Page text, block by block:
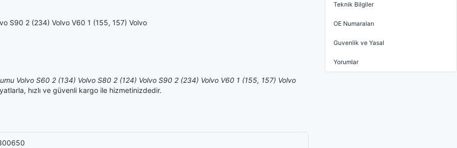
S90 2 (234) Volvo V60 1 (155, 157) Volvo
Volvo S60 2 (134) Volvo S80 2 (124) Volvo S90 2 (234) Volvo V60 1 (155, 157) Volvo
hızlı ve güvenli kargo ile hizmetinizdedir.
Teknik Bilgiler
OE Numaraları
Guvenlik ve Yasal
Yorumlar